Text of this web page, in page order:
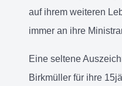
auf ihrem weiteren
immer an ihre
Eine seltene
Birkmüller für ihre